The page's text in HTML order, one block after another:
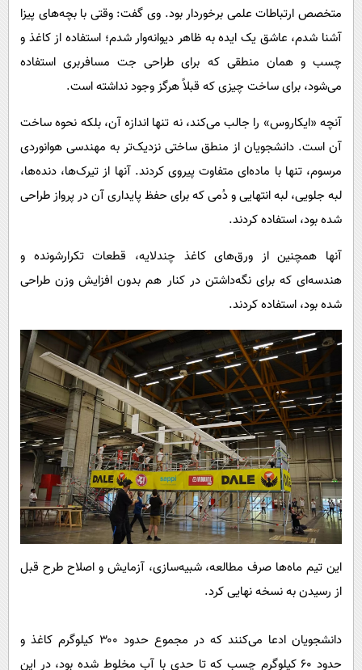
متخصص ارتباطات علمی برخوردار بود. وی گفت: وقتی با بچه‌های پیزا
آشنا شدم، عاشق یک ایده به ظاهر دیوانه‌وار شدم؛ استفاده از کاغذ و
چسب و همان منطقی که برای طراحی جت مسافربری استفاده
می‌شود، برای ساخت چیزی که قبلاً هرگز وجود نداشته است.
آنچه «ایکاروس» را جالب می‌کند، نه تنها اندازه آن، بلکه نحوه ساخت
آن است. دانشجویان از منطق ساختی نزدیک‌تر به مهندسی هوانوردی
مرسوم، تنها با ماده‌ای متفاوت پیروی کردند. آنها از تیرک‌ها، دنده‌ها،
لبه جلویی، لبه انتهایی و دُمی که برای حفظ پایداری آن در پرواز طراحی
شده بود، استفاده کردند.
آنها همچنین از ورق‌های کاغذ چندلایه، قطعات تکرارشونده و
هندسه‌ای که برای نگه‌داشتن در کنار هم بدون افزایش وزن طراحی
شده بود، استفاده کردند.
این تیم ماه‌ها صرف مطالعه، شبیه‌سازی، آزمایش و اصلاح طرح قبل
از رسیدن به نسخه نهایی کرد.
دانشجویان ادعا می‌کنند که در مجموع حدود ۳۰۰ کیلوگرم کاغذ و
حدود ۶۰ کیلوگرم چسب که تا حدی با آب مخلوط شده بود، در این